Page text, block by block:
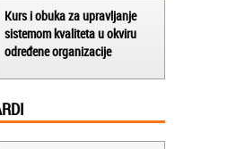
Kurs i obuka za upravljanje
sistemom kvaliteta u okviru
određene organizacije